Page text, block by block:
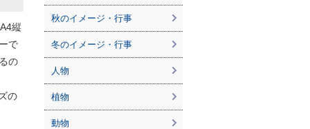
縦
で
の
の
秋のイメージ・行事
冬のイメージ・行事
人物
植物
動物